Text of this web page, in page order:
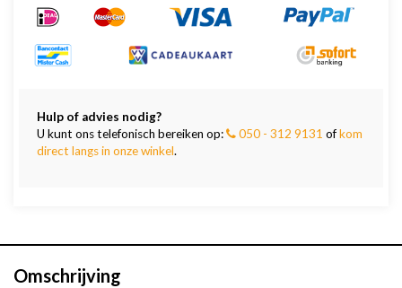
Hulp of advies nodig?
U kunt ons telefonisch bereiken op:
050 - 312 9131 ofkom
direct langs in onze winkel.
Omschrijving